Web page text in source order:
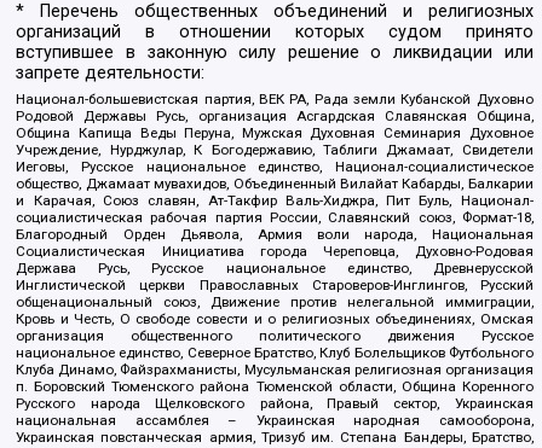
* Перечень общественных объединений и религиозных
организаций в отношении которых судом принято
вступившее в законную силу решение о ликвидации или
запрете деятельности:
Национал-большевистская партия, ВЕК РА, Рада земли Кубанской Духовно
Родовой Державы Русь, организация Асгардская Славянская Община,
Община Капища Веды Перуна, Мужская Духовная Семинария Духовное
Учреждение, Нурджулар, К Богодержавию, Таблиги Джамаат, Свидетели
Иеговы, Русское национальное единство, Национал-социалистическое
общество, Джамаат мувахидов, Объединенный Вилайат Кабарды, Балкарии
и Карачая, Союз славян, Ат-Такфир Валь-Хиджра, Пит Буль, Национал-
социалистическая рабочая партия России, Славянский союз, Формат-18,
Благородный Орден Дьявола, Армия воли народа, Национальная
Социалистическая Инициатива города Череповца, Духовно-Родовая
Держава Русь, Русское национальное единство, Древнерусской
Инглистической церкви Православных Староверов-Инглингов, Русский
общенациональный союз, Движение против нелегальной иммиграции,
Кровь и Честь, О свободе совести и о религиозных объединениях, Омская
организация общественного политического движения Русское
национальное единство, Северное Братство, Клуб Болельщиков Футбольного
Клуба Динамо, Файзрахманисты, Мусульманская религиозная организация
п. Боровский Тюменского района Тюменской области, Община Коренного
Русского народа Щелковского района, Правый сектор, Украинская
национальная ассамблея – Украинская народная самооборона,
Украинская повстанческая армия, Тризуб им. Степана Бандеры, Братство,